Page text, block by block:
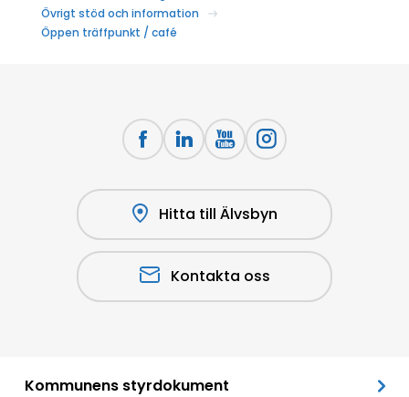
Övrigt stöd och information
Öppen träffpunkt / café
Hitta till Älvsbyn
Kontakta oss
Kommunens styrdokument